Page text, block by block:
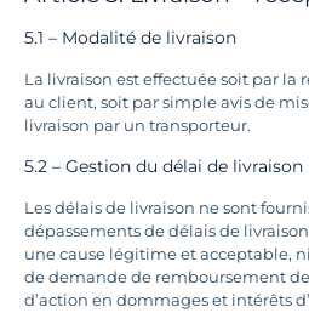
5.1 – Modalité de livraison
La livraison est effectuée soit par la
au client, soit par simple avis de
livraison par un transporteur.
5.2 – Gestion du délai de livraison
Les délais de livraison ne sont
dépassements de délais de
une cause légitime et acceptable,
de demande de remboursement
d’action en dommages et intérêts